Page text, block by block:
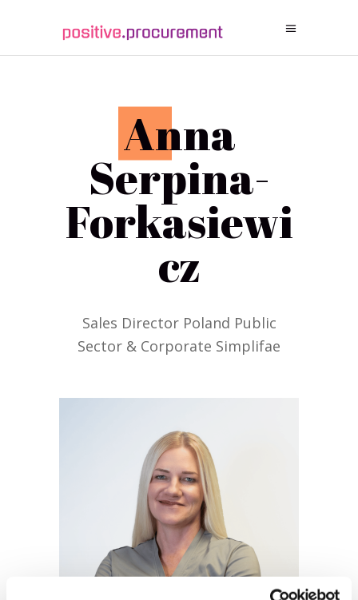
Anna
Serpina-
Forkasiewi
cz
Sales Director Poland Public
Sector & Corporate Simplifae